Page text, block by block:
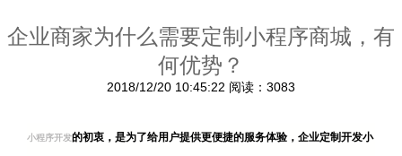
企业商家为什么需要定制小程序商城，有
何优势？
2018/12/20 10:45:22 阅读：3083
小程序开发的初衷，是为了给用户提供更便捷的服务体验，企业定制开发小